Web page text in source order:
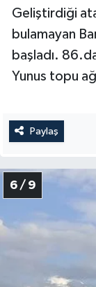
Geliştirdiği
bulamayan
başladı.
Yunus topu
Paylaş
6 / 9